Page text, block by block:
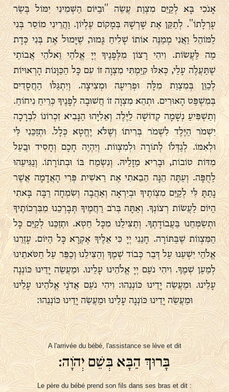
אָנֹכִי בָּא לְקַיֵּם מִצְוַת עֲשֵׂה ''וּבַיּוֹם הַשְּׁמִינִי יִמּוֹל בְּשַׂר
עָרְלָתוֹ''. לְתַקֵּן אֶת שָׁרְשָׁהּ בְּמָקוֹם עֶלְיוֹן. וַהֲרֵינִי מוֹסֵר בְּנִי
לַמּוֹהֵל וַאֲנִי מְמַנֶּה אוֹתוֹ שָׁלִיחַ גָּמוּר, שֶׁיָּמוּל אֶת בְּנִי כְּדָת
מַה לַּעֲשׂוֹת. וִיהִי רָצוֹן מִלְּפָנֶיךָ יְיָ אֱלֹהַי וֵאלֹהֵי אֲבוֹתַי
שֶׁתַּעֲלֶה עָלַי, כְּאִלּוּ קִיַּמְתִּי מִצְוָה זוֹ עִם כָּל הַכַּוָּנוֹת הָרְאוּיוֹת
לְכַוֵּן בְּמִצְוַת מִלָּה וּפְרִיעָה וּמְצִיצָה. וְיִתְגַּלּוּ הַחֲסָדִים
בְּמִשְׁפַּט הָאוּרִים. וּתְהֵא מִצְוָה זוֹ חֲשׁוּבָה לְפָנֶיךָ כְּרֵיחַ נִיחוֹחַ.
וְתַשְׁפִּיעַ נְשָׁמָה קְדוֹשָׁה לַיֶּלֶד. וְאֵלִיָּהוּ הַנָּבִיא זִכְרוֹנוֹ לִבְרָכָה
יִשְׁמֹר הַיֶּלֶד לִשְׁמֹר בְּרִיתוֹ וְשֶׁלֹּא יֶחֱטָא כְּלָל. וּתְזַכֵּנִי לִּי
וּלְאִמּוֹ. לְגַדְּלוֹ לְתוֹרָה וּלְמִצְווֹת. וְיִהְיֶה חָכָם וְחָסִיד וּבֲעַל
מִדּוֹת טוֹבוֹת, וּבָרִיא מַזָלֵיהּ. וְנִשְׂמַח בּוֹ וּבְתוֹרָתוֹ. וְנַגִּיעֵהוּ
לַחֻפָּה. וְעַתָּה הֵנָּה הֵבֵאתִי אֶת רֵאשִׁית פְּרִי הָאֲדָמָה אֲשֶׁר
נָתַתָּ לִּי לְקַיֵּם מִצְוֹתֶיךָ וּבְיִרְאָה וְאַהֲבָה וְשִׂמְחָה רַבָּה בָּאתִי
הַיּוֹם לַעֲשׂוֹת רְצוֹנְךָ. וְאַתָּה בְּרֹב רַחֲמֶיךָ תְּבָרְכֵנוּ מִבִּרְכוֹתֶיךָ
וּתְשַׂמְּחֵנוּ בַּעֲבוֹדָתְךָ. וְתַצִּילֵנוּ מִכָּל חֵטְא. וּתְזַכֵּנוּ לְקַיֵּם כָּל
הַמִּצְווֹת שֶׁבַּתּוֹרָה. חָנֵנִי יְיָ כִּי אֵלֶיךָ אֶקְרָא כָּל הַיּוֹם. עָזְרֵנוּ
אֱלֹהֵי יִשְׁעֵנוּ עַל דְּבַר כְּבוֹד שְׁמֶךָ וְהַצִּילֵנוּ וְכַפֵּר עַל חַטֹּאתֵינוּ
לְמַעַן שְׁמֶךָ. וִיהִי נֹעַם יְיָ אֱלֹהֵינוּ עָלֵינוּ. וּמַעֲשֵׂה יָדֵינוּ כּוֹנְנָה
עָלֵינוּ. וּמַעֲשֵׂה יָדֵינוּ כּוֹנְנֵהוּ: וִיהִי נֹעַם אֲדֹנָי אֱלֹהֵינוּ עָלֵינוּ
וּמַעֲשֵׂה יָדֵינוּ כּוֹנְנָה עָלֵינוּ וּמַעֲשֵׂה יָדֵינוּ כּוֹנְנֵהוּ׃
A l'arrivée du bébé, l'assistance se lève et dit
בָּרוּךְ הַבָּא בְּשֵׁם יְהֹוָה:
Le père du bébé prend son fils dans ses bras et dit :